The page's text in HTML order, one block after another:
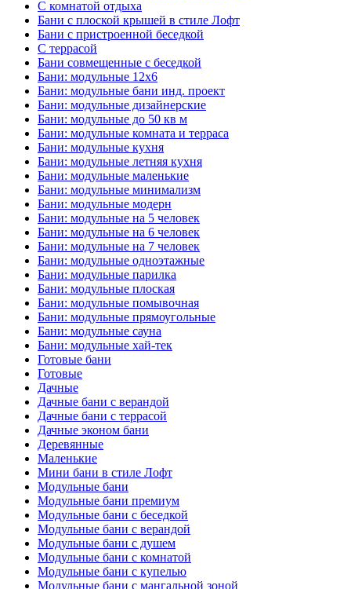
С комнатой отдыха
Бани с плоской крышей в стиле Лофт
Бани с пристроенной беседкой
С террасой
Бани совмещенные с беседкой
Бани: модульные 12x6
Бани: модульные бани инд. проект
Бани: модульные дизайнерские
Бани: модульные до 50 кв м
Бани: модульные комната и терраса
Бани: модульные кухня
Бани: модульные летняя кухня
Бани: модульные маленькие
Бани: модульные минимализм
Бани: модульные модерн
Бани: модульные на 5 человек
Бани: модульные на 6 человек
Бани: модульные на 7 человек
Бани: модульные одноэтажные
Бани: модульные парилка
Бани: модульные плоская
Бани: модульные помывочная
Бани: модульные прямоугольные
Бани: модульные сауна
Бани: модульные хай-тек
Готовые бани
Готовые
Дачные
Дачные бани с верандой
Дачные бани с террасой
Дачные эконом бани
Деревянные
Маленькие
Мини бани в стиле Лофт
Модульные бани
Модульные бани премиум
Модульные бани с беседкой
Модульные бани с верандой
Модульные бани с душем
Модульные бани с комнатой
Модульные бани с купелью
Модульные бани с мангальной зоной